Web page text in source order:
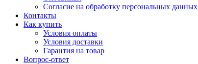
Cогласие на обработку персональных данных
Контакты
Как купить
Условия оплаты
Условия доставки
Гарантия на товар
Вопрос-ответ